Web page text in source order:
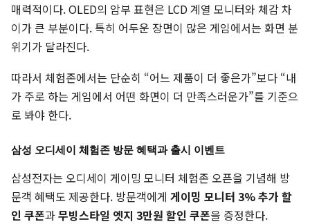
매력적이다. OLED의 암부 표현은 LCD 계열 모니터와 체감 차
이가 큰 부분이다. 특히 어두운 장면이 많은 게임에서는 화면 분
위기가 달라진다.
따라서 체험존에서는 단순히 “어느 제품이 더 좋은가”보다 “내
가 주로 하는 게임에서 어떤 화면이 더 만족스러운가”를 기준으
로 봐야 한다.
삼성 오디세이 체험존 방문 혜택과 출시 이벤트
삼성전자는 오디세이 게이밍 모니터 체험존 오픈을 기념해 방
문객 혜택도 제공한다. 방문객에게 게이밍 모니터 3% 추가 할
인 쿠폰과무빙스타일 엣지 3만원 할인 쿠폰을 증정한다.